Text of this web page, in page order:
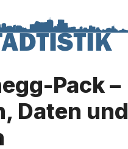
Pack –
Daten und